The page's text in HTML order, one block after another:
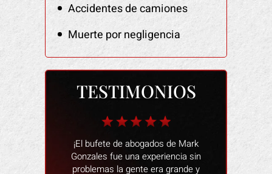
Accidentes de camiones
Muerte por negligencia
TESTIMONIOS
fantástico
alegar que
¡El bufete de abogados de Mark
Gonzales fue una experiencia sin
problemas la gente era grande y
Las
muy
una mala